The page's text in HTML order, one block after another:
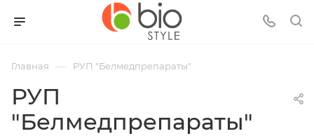
Главная — РУП "Белмедпрепараты"
РУП
"Белмедпрепараты"